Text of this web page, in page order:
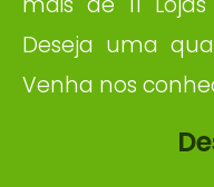
Deseja uma
Venha nos